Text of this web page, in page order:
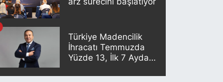
Türkiye Madencilik
İhracatı Temmuzda
Yüzde 13, İlk 7 Ayda